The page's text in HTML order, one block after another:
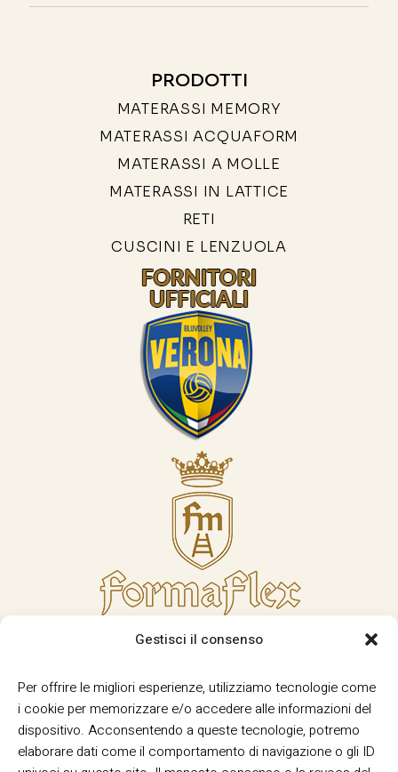
Gestisci il consenso
Per offrire le migliori esperienze, utilizziamo tecnologie come
i cookie per memorizzare e/o accedere alle informazioni del
dispositivo. Acconsentendo a queste tecnologie, potremo
elaborare dati come il comportamento di navigazione o gli ID
PRODOTTI
MATERASSI MEMORY
MATERASSI ACQUAFORM
MATERASSI A MOLLE
MATERASSI IN LATTICE
RETI
CUSCINI E LENZUOLA